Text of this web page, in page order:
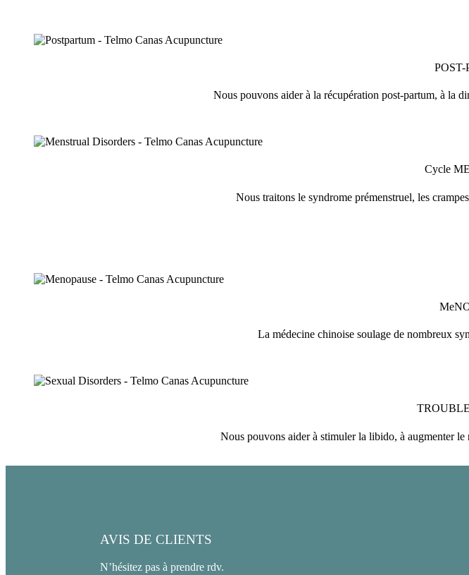
Nous pouvons aider à la récupération post-partum, à la
Cycle
Nous traitons le syndrome prémenstruel, les
La médecine chinoise soulage de nombreux
Nous pouvons aider à stimuler la libido, à augmenter
AVIS DE CLIENTS
N’hésitez pas à prendre rdv.